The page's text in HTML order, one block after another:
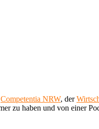
Competentia NRW, der
zu haben und von einer